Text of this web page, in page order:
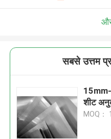
सबसे उत्तम
15mm-
शीट
MOQ：